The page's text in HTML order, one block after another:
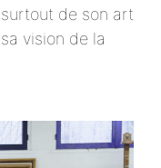
de son art
vision de la